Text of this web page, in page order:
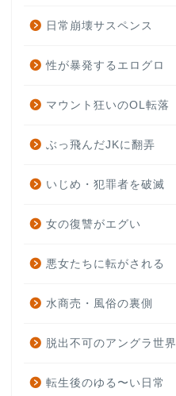
日常崩壊サスペンス
性が暴発するエログロ
マウント狂いのOL転落
ぶっ飛んだJKに翻弄
いじめ・犯罪者を破滅
女の復讐がエグい
悪女たちに転がされる
水商売・風俗の裏側
脱出不可のアングラ世界
転生後のゆる〜い日常